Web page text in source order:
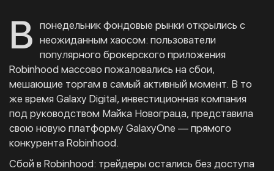
В понедельник фондовые рынки открылись с
неожиданным хаосом: пользователи
популярного брокерского приложения
Robinhood массово пожаловались на сбои,
мешающие торгам в самый активный момент. В то
же время Galaxy Digital, инвестиционная компания
под руководством Майка Новограца, представила
свою новую платформу GalaxyOne — прямого
конкурента Robinhood.
Сбой в Robinhood: трейдеры остались без доступа